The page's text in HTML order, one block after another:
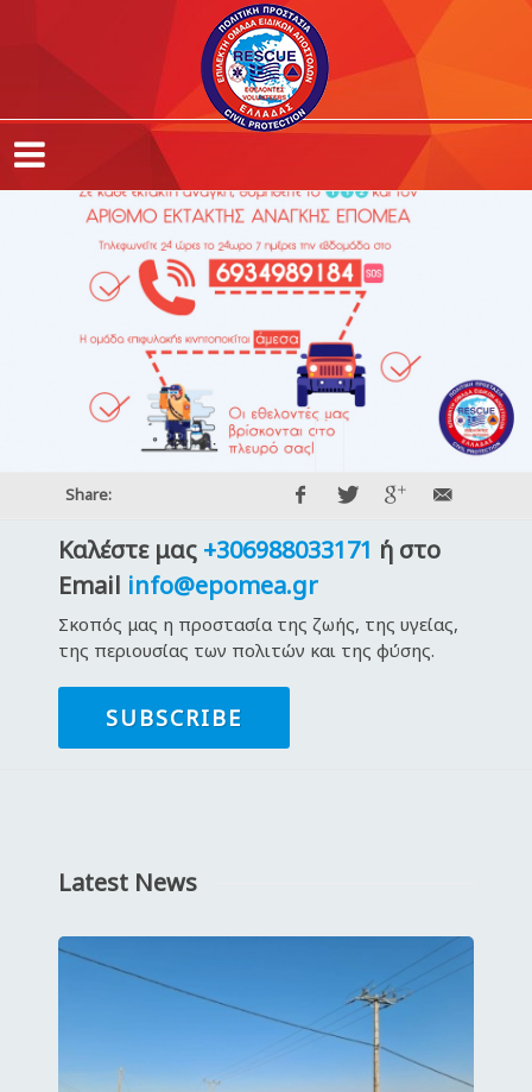
Share:
Καλέστε μας +306988033171 ή στο
Email info@epomea.gr
Σκοπός μας η προστασία της ζωής, της υγείας,
της περιουσίας των πολιτών και της φύσης.
SUBSCRIBE
Latest News